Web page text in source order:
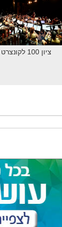
ציון 100 לקונצרט